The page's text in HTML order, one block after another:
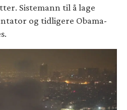
Sistemann til å lage
og tidligere Obama-